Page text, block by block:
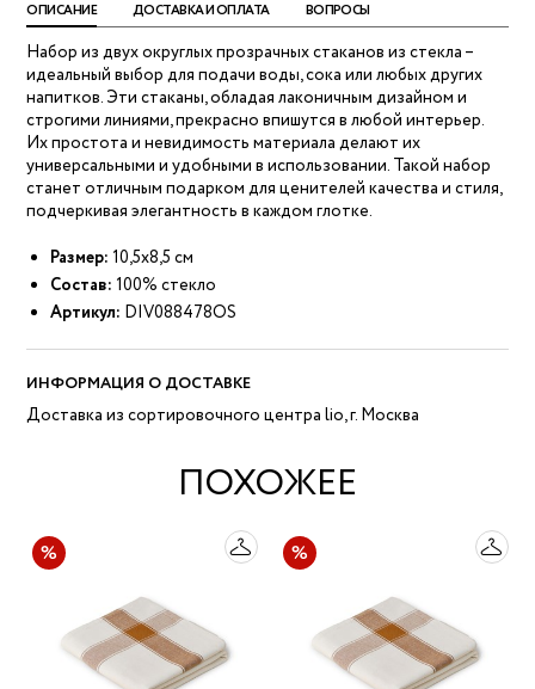
ОПИСАНИЕ ДОСТАВКА И ОПЛАТА ВОПРОСЫ
Набор из двух округлых прозрачных стаканов из стекла –
идеальный выбор для подачи воды, сока или любых других
напитков. Эти стаканы, обладая лаконичным дизайном и
строгими линиями, прекрасно впишутся в любой интерьер.
Их простота и невидимость материала делают их
универсальными и удобными в использовании. Такой набор
станет отличным подарком для ценителей качества и стиля,
подчеркивая элегантность в каждом глотке.
Размер: 10,5x8,5 см
Состав: 100% стекло
Артикул: DIV088478OS
ИНФОРМАЦИЯ О ДОСТАВКЕ
Доставка из сортировочного центра lio, г. Москва
ПОХОЖЕЕ